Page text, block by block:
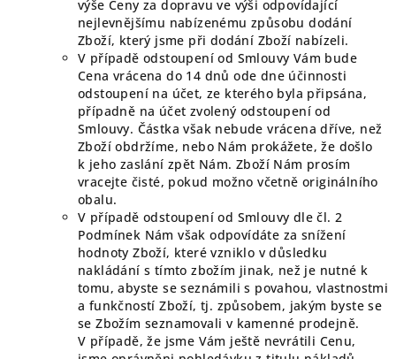
výše Ceny za dopravu ve výši odpovídající
nejlevnějšímu nabízenému způsobu dodání
Zboží, který jsme při dodání Zboží nabízeli.
V případě odstoupení od Smlouvy Vám bude
Cena vrácena do 14 dnů ode dne účinnosti
odstoupení na účet, ze kterého byla připsána,
případně na účet zvolený odstoupení od
Smlouvy. Částka však nebude vrácena dříve, než
Zboží obdržíme, nebo Nám prokážete, že došlo
k jeho zaslání zpět Nám. Zboží Nám prosím
vracejte čisté, pokud možno včetně originálního
obalu.
V případě odstoupení od Smlouvy dle čl. 2
Podmínek Nám však odpovídáte za snížení
hodnoty Zboží, které vzniklo v důsledku
nakládání s tímto zbožím jinak, než je nutné k
tomu, abyste se seznámili s povahou, vlastnostmi
a funkčností Zboží, tj. způsobem, jakým byste se
se Zbožím seznamovali v kamenné prodejně.
V případě, že jsme Vám ještě nevrátili Cenu,